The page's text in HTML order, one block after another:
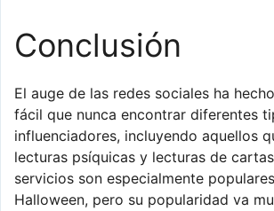
Conclusión
El auge de las redes sociales ha
fácil que nunca encontrar diferentes
influenciadores, incluyendo aquellos
lecturas psíquicas y lecturas de
servicios son especialmente
Halloween, pero su popularidad va